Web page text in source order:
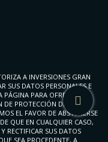
A INVERSIONES GRAN
SUS DATOS PERSONALES E
PARA OFRECERLE
PROTECCIÓN DE DATOS
EL FAVOR DE ABSTENERSE
QUE EN CUALQUIER CASO,
RECTIFICAR SUS DATOS
SEA PROCEDENTE, A